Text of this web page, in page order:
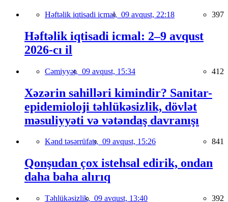
Həftəlik iqtisadi icmal, 09 avqust, 22:18 397
Həftəlik iqtisadi icmal: 2–9 avqust
2026-cı il
Cəmiyyət, 09 avqust, 15:34 412
Xəzərin sahilləri kimindir? Sanitar-
epidemioloji təhlükəsizlik, dövlət
məsuliyyəti və vətəndaş davranışı
Kənd təsərrüfatı, 09 avqust, 15:26 841
Qonşudan çox istehsal edirik, ondan
daha baha alırıq
Təhlükəsizlik, 09 avqust, 13:40 392